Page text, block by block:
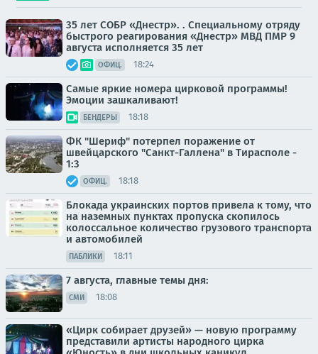
35 лет СОБР «Днестр». . Специальному отряду
быстрого реагирования «Днестр» МВД ПМР 9
августа исполняется 35 лет
ОФИЦ. 18:24
Самые яркие номера цирковой программы!
Эмоции зашкаливают!
БЕНДЕРЫ 18:18
ФК "Шериф" потерпел поражение от
швейцарского "Санкт-Галлена" в Тирасполе -
1:3
ОФИЦ. 18:18
Блокада украинских портов привела к тому, что
на наземных пунктах пропуска скопилось
колоссальное количество грузового транспорта
и автомобилей
ПАБЛИКИ 18:11
7 августа, главные темы дня:
СМИ 18:08
«Цирк собирает друзей» — новую программу
представили артисты народного цирка